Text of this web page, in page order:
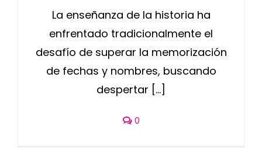
La enseñanza de la historia ha
enfrentado tradicionalmente el
desafío de superar la memorización
de fechas y nombres, buscando
despertar [...]
0